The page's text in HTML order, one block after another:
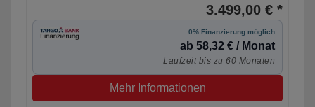
3.499,00 € *
0% Finanzierung möglich
ab 58,32 € / Monat
Laufzeit bis zu 60 Monaten
Mehr Informationen